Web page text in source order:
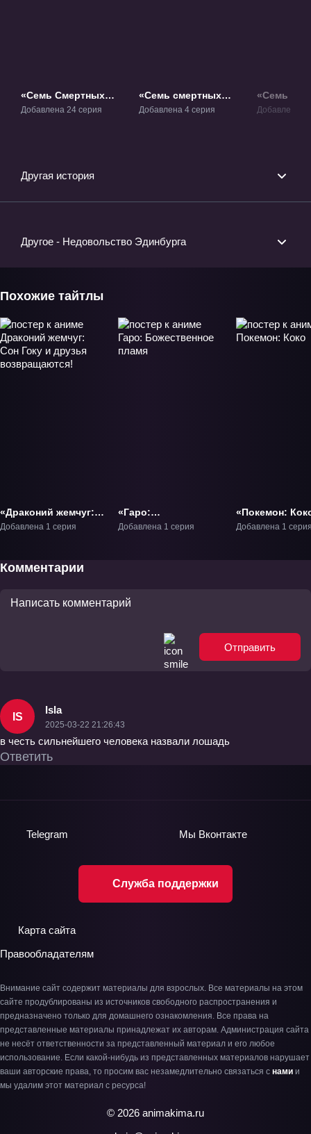
«Семь Смертных
Грехов» ТВ-1
Добавлена 24 серия
«Семь смертных
грехов: Знамение
Добавлена 4 серия
«Семь
Грехов 2»
Добавлена
Другая история
Другое - Недовольство Эдинбурга
Похожие тайтлы
«Драконий жемчуг:
Сон Гоку и друзья
Добавлена 1 серия
«Гаро:
Божественное
Добавлена 1 серия
«Покемон:
Фильм-23
Добавлена 1
Комментарии
Отправить
IS
Isla
2025-03-22 21:26:43
в честь сильнейшего человека назвали лошадь
Ответить
Служба поддержки
Telegram Мы Вконтакте
Карта сайта
Правообладателям
Внимание сайт содержит материалы для взрослых. Все материалы на этом
сайте продублированы из источников свободного распространения и
предназначено только для домашнего ознакомления. Все права на
представленные материалы принадлежат их авторам. Администрация сайта
не несёт ответственности за представленный материал и его любое
использование. Если какой-нибудь из представленных материалов нарушает
ваши авторские права, то просим вас незамедлительно связаться с нами и
мы удалим этот материал с ресурса!
© 2026 animakima.ru